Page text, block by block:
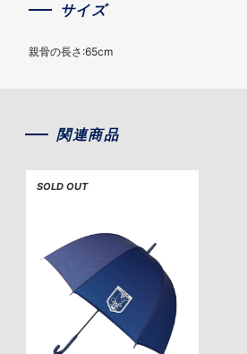
サイズ
親骨の長さ:65cm
関連商品
SOLD OUT